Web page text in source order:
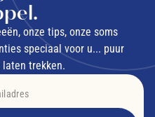
onze tips, onze soms
speciaal voor u... puur
trekken.